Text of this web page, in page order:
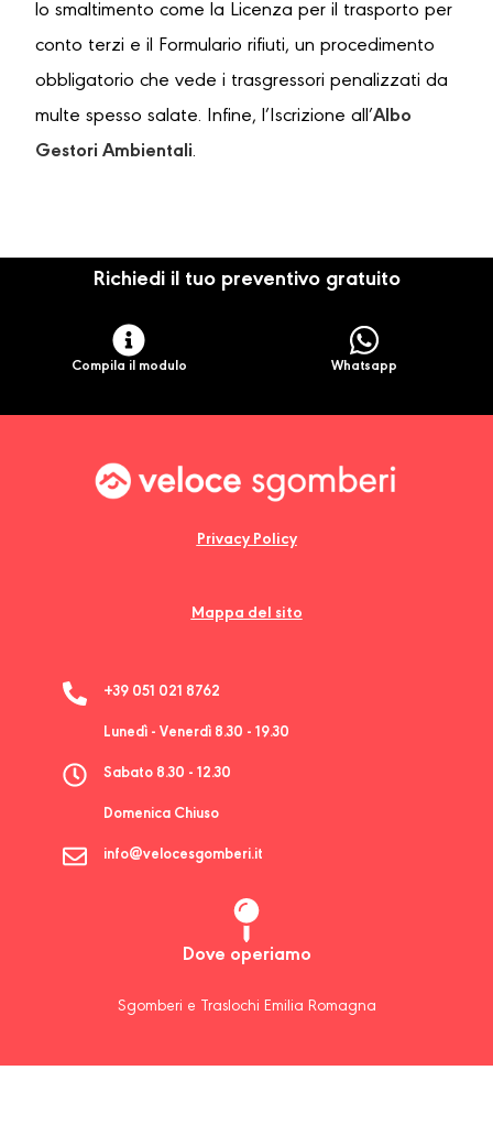
lo smaltimento come la Licenza per il trasporto per
conto terzi e il Formulario rifiuti, un procedimento
obbligatorio che vede i trasgressori penalizzati da
multe spesso salate. Infine, l’Iscrizione all’Albo
Gestori Ambientali.
Richiedi il tuo preventivo gratuito
Compila il modulo Whatsapp
Privacy Policy
Mappa del sito
+39 051 021 8762
Lunedì - Venerdì 8.30 - 19.30
Sabato 8.30 - 12.30
Domenica Chiuso
info@velocesgomberi.it
Dove operiamo
Sgomberi e Traslochi Emilia Romagna